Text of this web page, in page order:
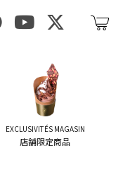
EXCLUSIVITÉS MAGASIN
店舗限定商品